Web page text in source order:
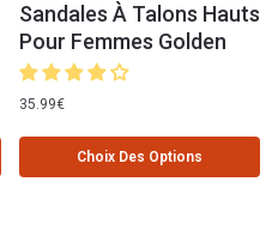
Sandales À Talons Hauts
Pour Femmes Golden
35.99€
Choix Des Options